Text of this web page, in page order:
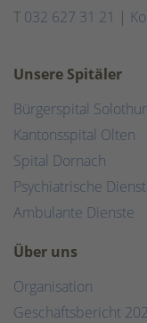
T 032 627 31 21 |
Unsere Spitäler
Bürgerspital
Kantonsspital Olten
Spital Dornach
Psychiatrische
Ambulante Dienste
Über uns
Organisation
Geschäftsbericht